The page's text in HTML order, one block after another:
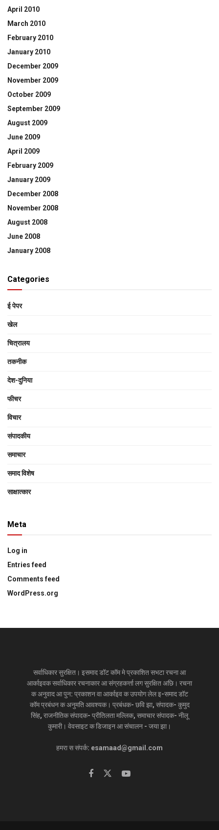
April 2010
March 2010
February 2010
January 2010
December 2009
November 2009
October 2009
September 2009
August 2009
June 2009
April 2009
February 2009
January 2009
December 2008
November 2008
August 2008
June 2008
January 2008
Categories
ई पेपर
खेल
चित्रालय
तकनीक
देश-दुनिया
फीचर
विचार
संपादकीय
समाचार
समाद विशेष
साक्षात्‍कार
Meta
Log in
Entries feed
Comments feed
WordPress.org
सर्वाधिकार सुरक्षित। इसमाद डॉट कॉम मे प्रकाशित सभटा रचना आ
आर्काइवक सर्वाधिकार रचनाकार आ संग्रहकर्त्ता लग सुरक्षित अछि। रचना
क अनुवाद आ पुन: प्रकाशन वा आर्काइव क उपयोग लेल इ-समाद डॉट
कॉम प्रबंधन क अनुमति आवश्यक। प्रबंधक- छवि झा, संपादक- कुमुद
सिंह, राजनीतिक संपादक- प्रीतिलता मल्लिक, समाचार संपादक- नीलू
कुमारी। वेवसाइट क डिजाइन आ संचालन - जया झा।
हमरा स संपर्क: esamaad@gmail.com